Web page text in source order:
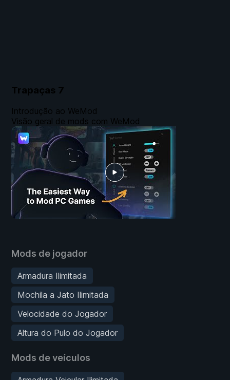
Trapaças 7
Mods de jogador
Armadura Ilimitada
Mochila a Jato Ilimitada
Velocidade do Jogador
Altura do Pulo do Jogador
Mods de veículos
Introdução ao WeMod
Visão geral de mods com WeMod